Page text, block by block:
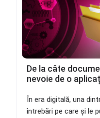
De la câte
nevoie de o
În era digitală, una
întrebări pe care și le